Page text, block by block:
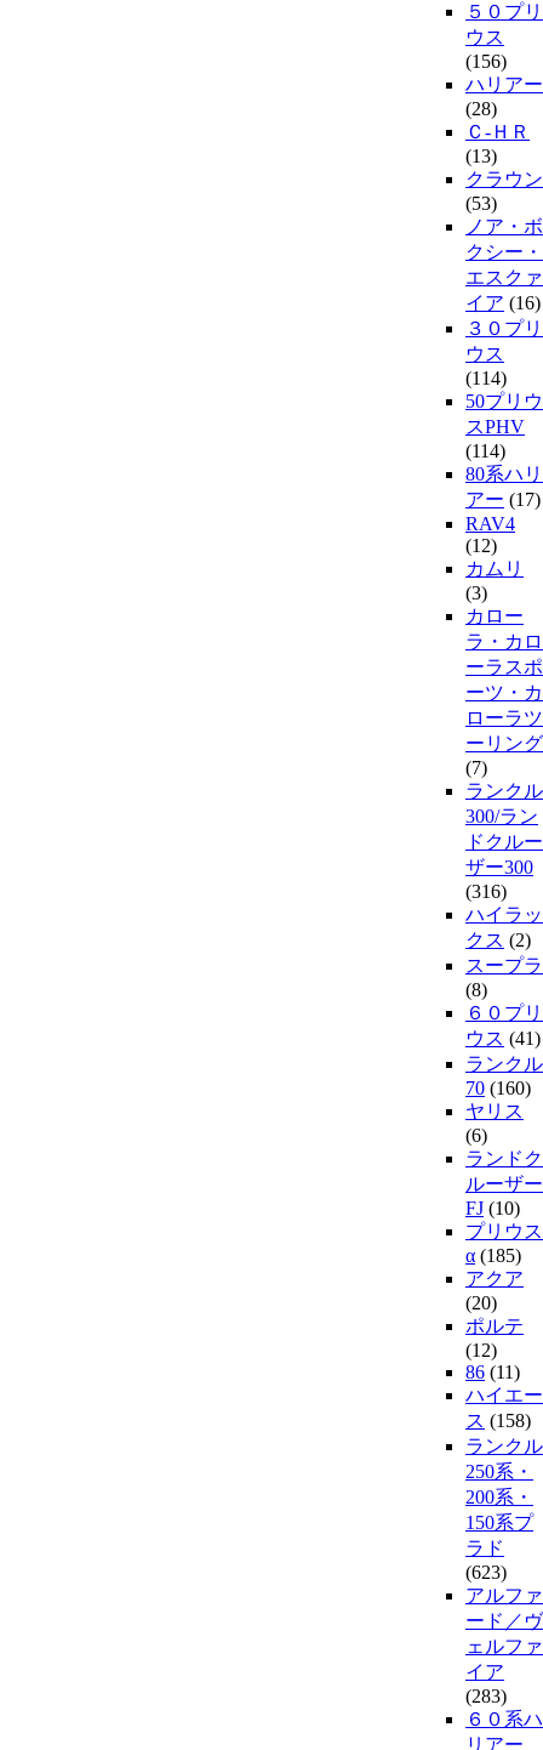
５０プリ
ウス
(156)
ハリアー
(28)
Ｃ-ＨＲ
(13)
クラウン
(53)
ノア・ボ
クシー・
エスクァ
イア (16)
３０プリ
ウス
(114)
50プリウ
スPHV
(114)
80系ハリ
アー (17)
RAV4
(12)
カムリ
(3)
カロー
ラ・カロ
ーラスポ
ーツ・カ
ローラツ
ーリング
(7)
ランクル
300/ラン
ドクルー
ザー300
(316)
ハイラッ
クス (2)
スープラ
(8)
６０プリ
ウス (41)
ランクル
70 (160)
ヤリス
(6)
ランドク
ルーザー
FJ (10)
プリウス
α (185)
アクア
(20)
ポルテ
(12)
86 (11)
ハイエー
ス (158)
ランクル
250系・
200系・
150系プ
ラド
(623)
アルファ
ード／ヴ
ェルファ
イア
(283)
６０系ハ
リアー